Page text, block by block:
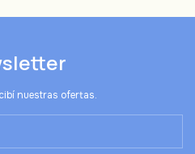
nuestras ofertas.